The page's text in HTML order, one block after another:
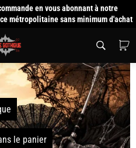
en vous abonnant à notre
métropolitaine sans minimum d'achat
le panier